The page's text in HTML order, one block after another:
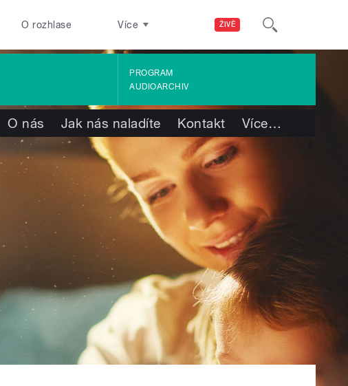
ŽIVĚ
O rozhlase Více
PROGRAM
AUDIOARCHIV
O nás Jak nás naladíte Kontakt Více…